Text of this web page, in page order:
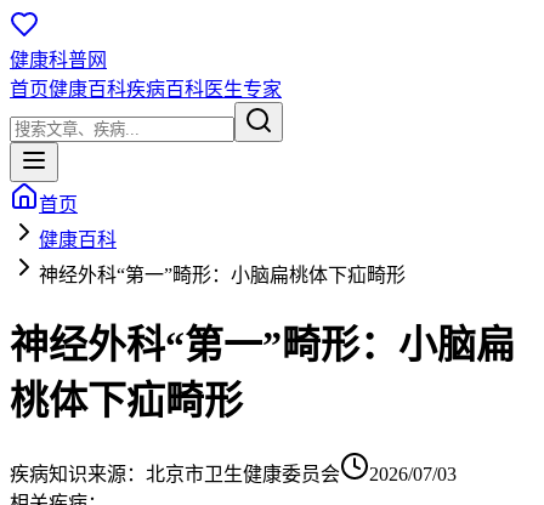
健康科普网
首页健康百科疾病百科医生专家
首页
健康百科
神经外科“第一”畸形：小脑扁桃体下疝畸形
神经外科“第一”畸形：小脑扁
桃体下疝畸形
疾病知识来源： 北京市卫生健康委员会
2026/07/03